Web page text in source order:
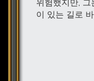
이 있는 길로